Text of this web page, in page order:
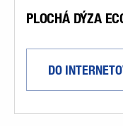
PLOCHÁ DÝZA
DO